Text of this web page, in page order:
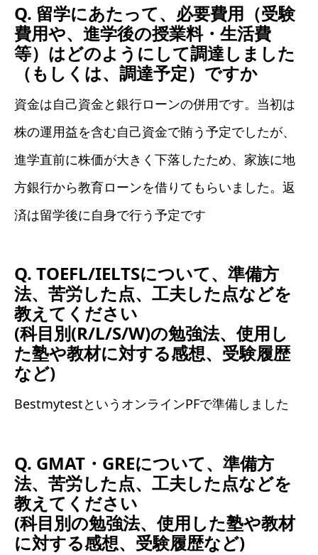
Q. 留学にあたって、必要費用（受験
費用や、進学後の授業料・生活費
等）はどのようにして調達しました
（もしくは、調達予定）ですか
資金は自己資金と銀行ローンの併用です。当初は
株の運用益を含む自己資金で賄う予定でしたが、
進学直前に株価が大きく下落したため、家族に地
方銀行から教育ローンを借りてもらいました。返
済は留学後に自身で行う予定です
Q. TOEFL/IELTSについて、準備方
法、苦労した点、工夫した点などを
教えてください
(科目別(R/L/S/W)の勉強法、使用し
た塾や教材に対する感想、受験履歴
など)
BestmytestというオンラインPFで準備しました
Q. GMAT・GREについて、準備方
法、苦労した点、工夫した点などを
教えてください
(科目別の勉強法、使用した塾や教材
に対する感想、受験履歴など)